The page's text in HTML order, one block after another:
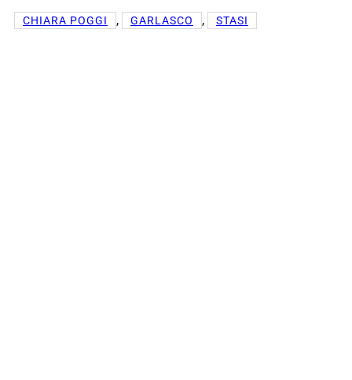
CHIARA POGGI , GARLASCO , STASI